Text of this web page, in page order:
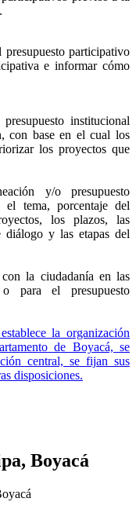
participativo
e informar cómo
institucional
con base en el cual los
los proyectos que
y/o presupuesto
el tema, porcentaje del
los plazos, las
diálogo y las etapas del
la ciudadanía en las
para el presupuesto
la organización
de Boyacá, se
central, se fijan sus
disposiciones.
Boyacá